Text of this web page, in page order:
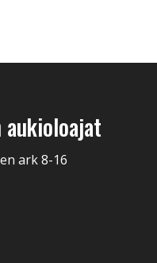
aukioloajat
ark 8-16